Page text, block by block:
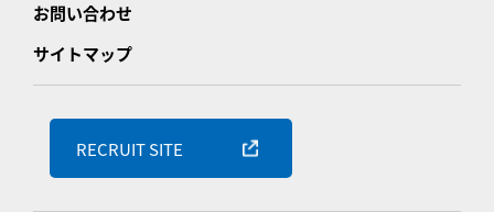
お問い合わせ
サイトマップ
RECRUIT SITE